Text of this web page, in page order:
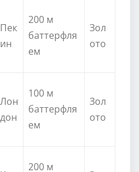
Пек
ин
200 м
баттерфля
ем
Зол
ото
Лон
дон
100 м
баттерфля
ем
Зол
ото
200 м